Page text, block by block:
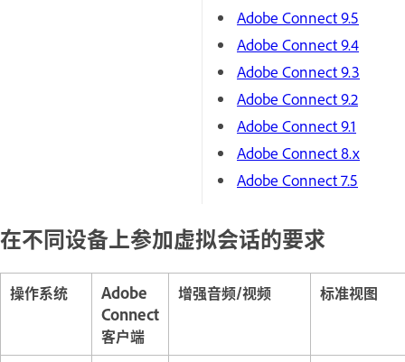
Adobe Connect 9.5
Adobe Connect 9.4
Adobe Connect 9.3
Adobe Connect 9.2
Adobe Connect 9.1
Adobe Connect 8.x
Adobe Connect 7.5
在不同设备上参加虚拟会话的要求
操作系统
Adobe
Connect
客户端
增强音频/视频 标准视图